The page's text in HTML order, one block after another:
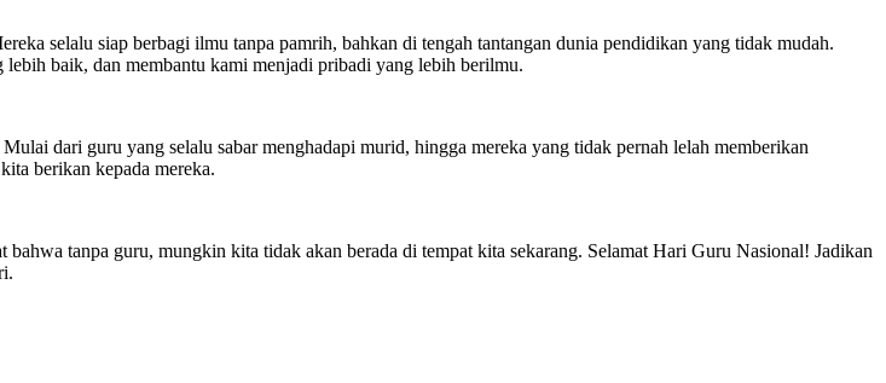
selalu siap berbagi ilmu tanpa pamrih, bahkan di tengah tantangan dunia pendidikan yang tidak mudah.
baik, dan membantu kami menjadi pribadi yang lebih berilmu.
dari guru yang selalu sabar menghadapi murid, hingga mereka yang tidak pernah lelah memberikan
berikan kepada mereka.
tanpa guru, mungkin kita tidak akan berada di tempat kita sekarang. Selamat Hari Guru Nasional! Jadikan